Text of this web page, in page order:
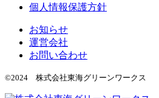
個人情報保護方針
お知らせ
運営会社
お問い合わせ
©2024 株式会社東海グリーンワークス